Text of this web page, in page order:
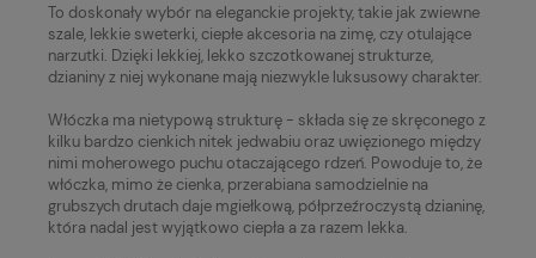
To doskonały wybór na eleganckie projekty, takie jak zwiewne
szale, lekkie sweterki, ciepłe akcesoria na zimę, czy otulające
narzutki. Dzięki lekkiej, lekko szczotkowanej strukturze,
dzianiny z niej wykonane mają niezwykle luksusowy charakter.
Włóczka ma nietypową strukturę - składa się ze skręconego z
kilku bardzo cienkich nitek jedwabiu oraz uwięzionego między
nimi moherowego puchu otaczającego rdzeń. Powoduje to, że
włóczka, mimo że cienka, przerabiana samodzielnie na
grubszych drutach daje mgiełkową, półprzeźroczystą dzianinę,
która nadal jest wyjątkowo ciepła a za razem lekka.